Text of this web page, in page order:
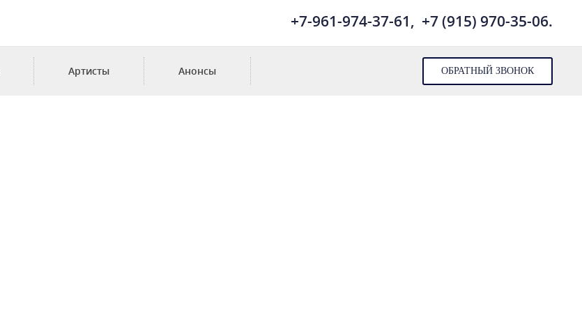
+7-961-974-37-61, +7 (915) 970-35-06.
Артисты Анонсы ОБРАТНЫЙ ЗВОНОК